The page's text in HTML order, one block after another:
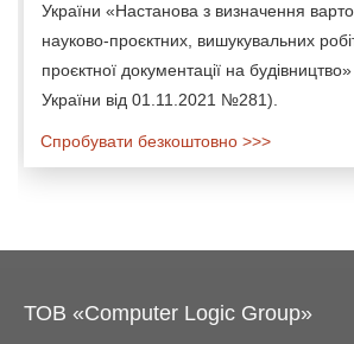
України «Настанова з визначення
науково-проєктних, вишукувальних
проєктної документації на
України від 01.11.2021 №281).
Спробувати безкоштовно >>>
ТОВ «Computer Logic Group»